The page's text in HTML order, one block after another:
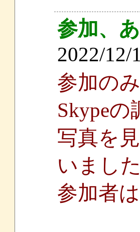
参加、
2022/12/
参加の
Skype
写真を
いました
参加者